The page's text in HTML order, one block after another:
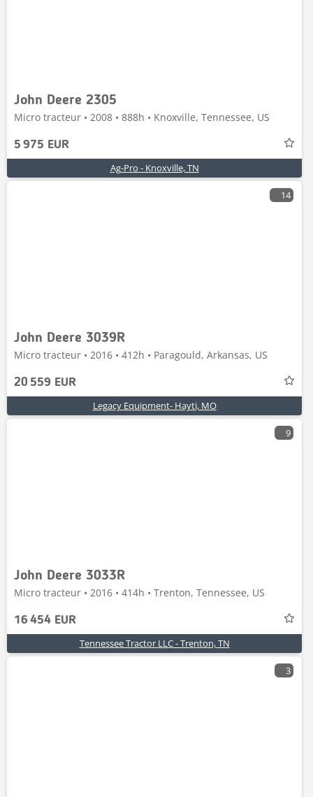
John Deere 2305
Micro tracteur • 2008 • 888h • Knoxville, Tennessee, US
5 975 EUR
Ag-Pro - Knoxville, TN
14
John Deere 3039R
Micro tracteur • 2016 • 412h • Paragould, Arkansas, US
20 559 EUR
Legacy Equipment- Hayti, MO
9
John Deere 3033R
Micro tracteur • 2016 • 414h • Trenton, Tennessee, US
16 454 EUR
Tennessee Tractor LLC - Trenton, TN
3